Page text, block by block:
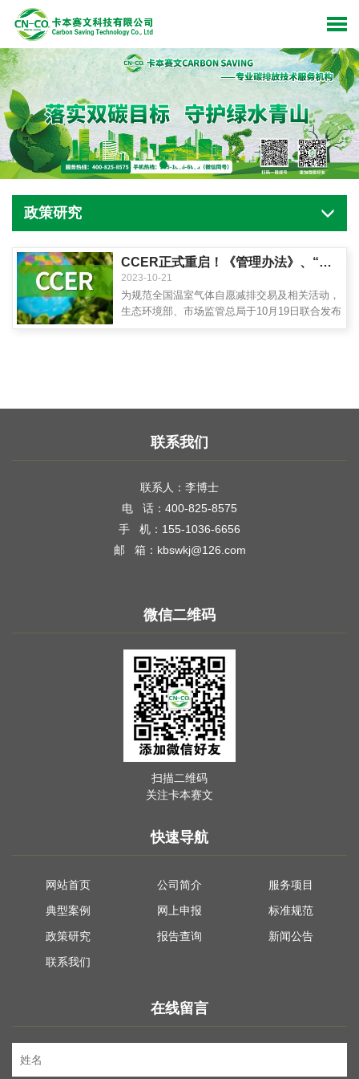
政策研究
CCER正式重启！《管理办法》、“方法学”、第三方审查机构，CCER存量等核心信息汇总
2023-10-21
为规范全国温室气体自愿减排交易及相关活动，
生态环境部、市场监管总局于10月19日联合发布
联系我们
联系人：李博士
电 话：400-825-8575
手 机：155-1036-6656
邮 箱：kbswkj@126.com
微信二维码
扫描二维码
关注卡本赛文
快速导航
网站首页 公司简介
服务项目
典型案例
网上申报
标准规范
政策研究
报告查询
新闻公告
联系我们
在线留言